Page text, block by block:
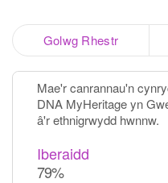
Golwg Rhestr
Mae'r canrannau'n
DNA MyHeritage yn
â'r ethnigrwydd hwnnw.
Iberaidd
79%